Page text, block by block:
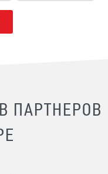
ПАРТНЕРОВ